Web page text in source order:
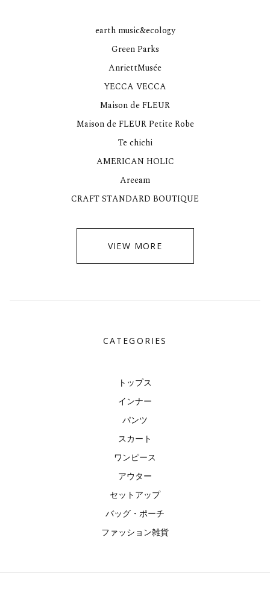
earth music&ecology
Green Parks
AnriettMusée
YECCA VECCA
Maison de FLEUR
Maison de FLEUR Petite Robe
Te chichi
AMERICAN HOLIC
Areeam
CRAFT STANDARD BOUTIQUE
VIEW MORE
CATEGORIES
トップス
インナー
パンツ
スカート
ワンピース
アウター
セットアップ
バッグ・ポーチ
ファッション雑貨